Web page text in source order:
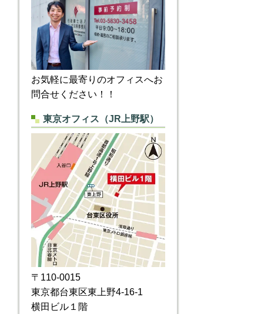
お気軽に最寄りのオフィスへお
問合せください！！
東京オフィス（JR上野駅）
〒110-0015
東京都台東区東上野4-16-1
横田ビル１階